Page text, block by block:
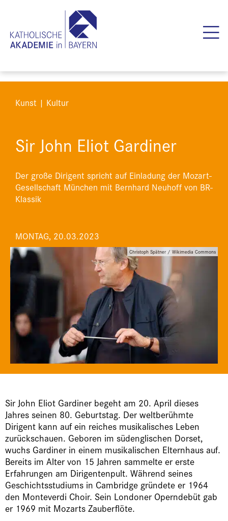
Kunst | Kultur
Sir John Eliot Gardiner
Der große Dirigent spricht auf Einladung der Mozart-
Gesellschaft München mit Bernhard Neuhoff von BR-
Klassik
MONTAG, 20.03.2023
Christoph Spätner / Wikimedia Commons
Sir John Eliot Gardiner begeht am 20. April dieses
Jahres seinen 80. Geburtstag. Der weltberühmte
Dirigent kann auf ein reiches musikalisches Leben
zurückschauen. Geboren im südenglischen Dorset,
wuchs Gardiner in einem musikalischen Elternhaus auf.
Bereits im Alter von 15 Jahren sammelte er erste
Erfahrungen am Dirigentenpult. Während seines
Geschichtsstudiums in Cambridge gründete er 1964
den Monteverdi Choir. Sein Londoner Operndebüt gab
er 1969 mit Mozarts Zauberflöte.